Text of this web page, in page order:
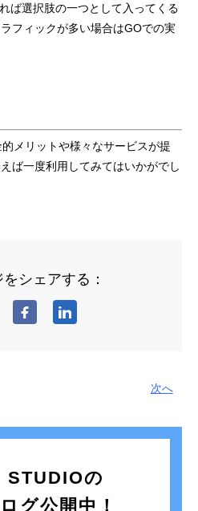
ば選択肢の一つとして入ってくる
フィックが多い場合はGOでの実
的メリットや様々なサービスが提
ば一度利用してみてはいかがでし
シェアする：
次へ
STUDIOの
グ公開中！